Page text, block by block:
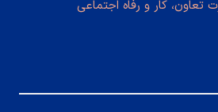
تعاون، کار و رفاه اجتماعی